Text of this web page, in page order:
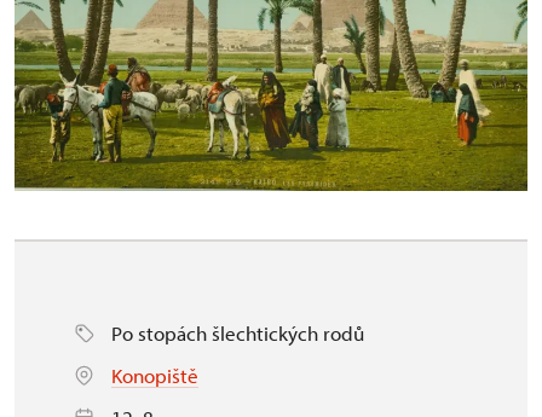
Po stopách šlechtických rodů
Konopiště